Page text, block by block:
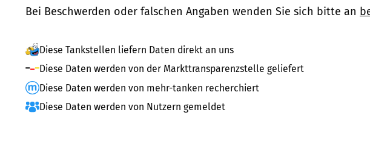
Bei Beschwerden oder falschen Angaben wenden Sie sich bitte an
Diese Tankstellen liefern Daten direkt an uns
Diese Daten werden von der Markttransparenzstelle geliefert
Diese Daten werden von mehr-tanken recherchiert
Diese Daten werden von Nutzern gemeldet